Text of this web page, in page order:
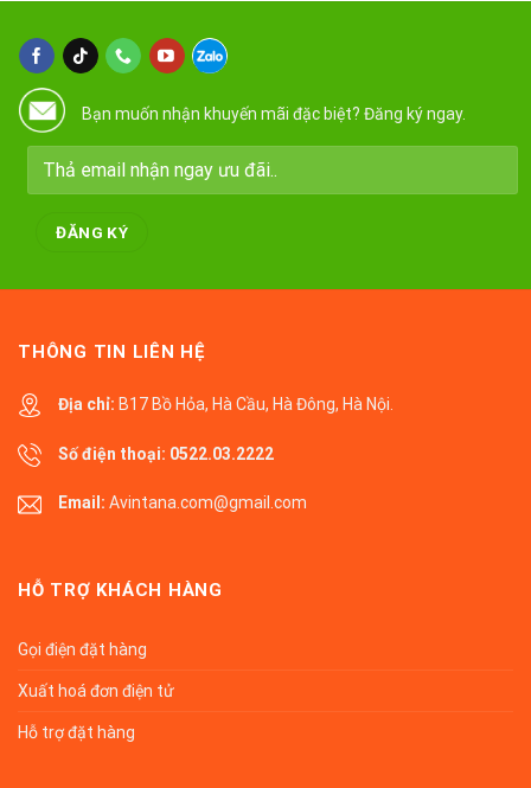
Bạn muốn nhận khuyến mãi đặc biệt? Đăng ký ngay.
THÔNG TIN LIÊN HỆ
Địa chỉ: B17 Bồ Hỏa, Hà Cầu, Hà Đông, Hà Nội.
Số điện thoại: 0522.03.2222
Email: Avintana.com@gmail.com
HỖ TRỢ KHÁCH HÀNG
Gọi điện đặt hàng
Xuất hoá đơn điện tử
Hỗ trợ đặt hàng